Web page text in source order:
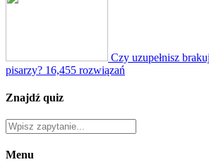
Czy uzupełnisz
pisarzy? 16,455 rozwiązań
Znajdź quiz
Menu